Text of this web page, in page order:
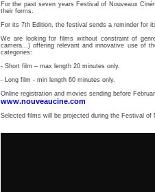
For the past seven years Festival of Nouveaux
their forms.
For its 7th Edition, the festival sends a reminder for
We are looking for films without constraint of
camera...) offering relevant and innovative use of
categories:
- Short film – max length 20 minutes only.
- Long film - min length 60 minutes only.
Online registration and movies sending before
www.nouveaucine.com
Selected films will be projected during the Festival of